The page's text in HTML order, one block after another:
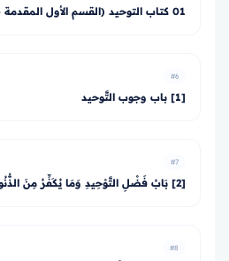
01 كتاب التوحيد (القسم الأول المقدمة 5 ابواب)
#6
[1] باب وجوب التَّوحيد
#7
[2] بَابُ فَضْلِ التَّوْحِيدِ وَمَا يُكَفِّرُ مِنَ الذُّنُوبِ
#8